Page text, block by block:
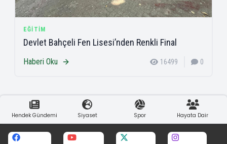
EĞITIM
Devlet Bahçeli Fen Lisesi’nden Renkli Final
Haberi Oku 16499 0
Hendek Gündemi Siyaset Spor Hayata Dair